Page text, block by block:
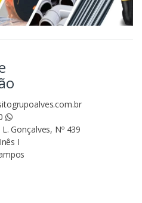
Gonçalves, Nº 439
I